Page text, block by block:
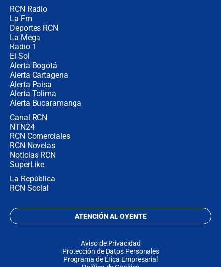
RCN Radio
La Fm
Deportes RCN
La Mega
Radio 1
El Sol
Alerta Bogotá
Alerta Cartagena
Alerta Paisa
Alerta Tolima
Alerta Bucaramanga
Canal RCN
NTN24
RCN Comerciales
RCN Novelas
Noticias RCN
SuperLike
La República
RCN Social
ATENCIÓN AL OYENTE
Aviso de Privacidad
Protección de Datos Personales
Programa de Ética Empresarial